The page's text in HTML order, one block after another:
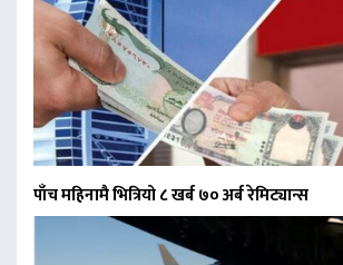
पाँच महिनामै भित्रियो ८ खर्ब ७० अर्ब रेमिट्यान्स